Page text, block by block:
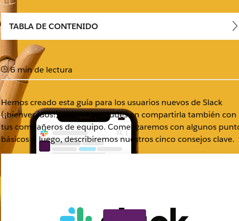
TABLA DE CONTENIDO
6 min de lectura
Hemos creado esta guía para los usuarios nuevos de Slack
(¡bienvenidos!), así que no dudes en compartirla también con
tus compañeros de equipo. Comenzaremos con algunos
básicos y, luego, describiremos nuestros cinco consejos clave.